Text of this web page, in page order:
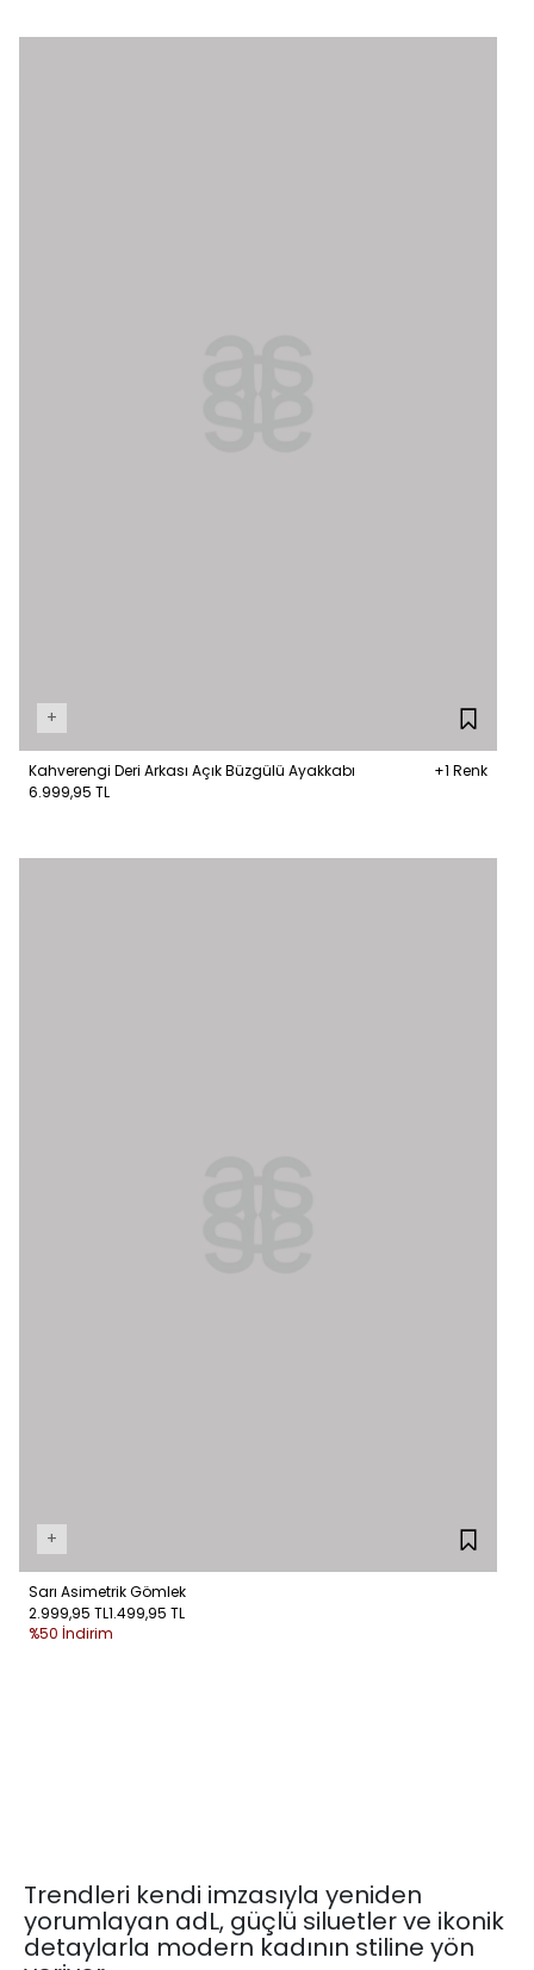
+
Kahverengi Deri Arkası Açık Büzgülü Ayakkabı
+1 Renk
6.999,95 TL
+
Sarı Asimetrik Gömlek
2.999,95 TL1.499,95 TL
%50 İndirim
Trendleri kendi imzasıyla yeniden
yorumlayan adL, güçlü siluetler ve ikonik
detaylarla modern kadının stiline yön